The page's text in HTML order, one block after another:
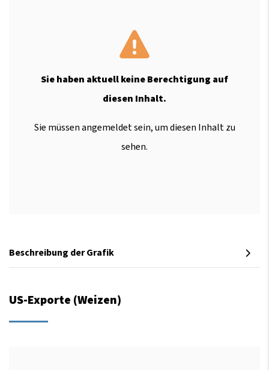
Sie haben aktuell keine Berechtigung auf
diesen Inhalt.
Sie müssen angemeldet sein, um diesen Inhalt zu
sehen.
Beschreibung der Grafik
US-Exporte (Weizen)